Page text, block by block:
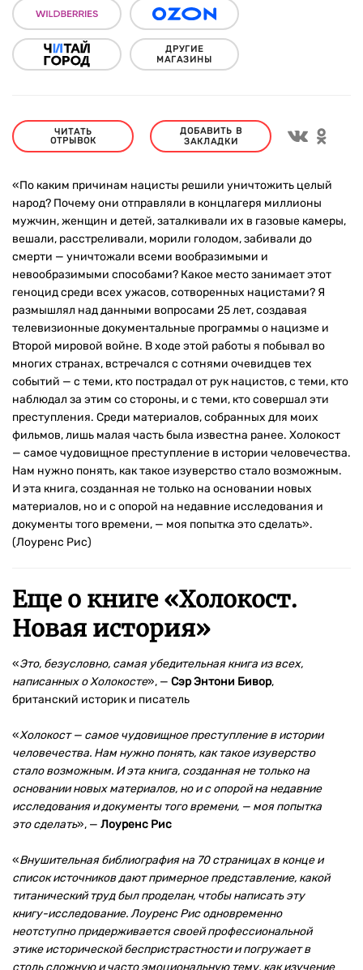
ДРУГИЕ
МАГАЗИНЫ
ЧИТАТЬ
ОТРЫВОК
ДОБАВИТЬ В
ЗАКЛАДКИ
«По каким причинам нацисты решили уничтожить целый
народ? Почему они отправляли в концлагеря миллионы
мужчин, женщин и детей, заталкивали их в газовые камеры,
вешали, расстреливали, морили голодом, забивали до
смерти — уничтожали всеми вообразимыми и
невообразимыми способами? Какое место занимает этот
геноцид среди всех ужасов, сотворенных нацистами? Я
размышлял над данными вопросами 25 лет, создавая
телевизионные документальные программы о нацизме и
Второй мировой войне. В ходе этой работы я побывал во
многих странах, встречался с сотнями очевидцев тех
событий — с теми, кто пострадал от рук нацистов, с теми, кто
наблюдал за этим со стороны, и с теми, кто совершал эти
преступления. Среди материалов, собранных для моих
фильмов, лишь малая часть была известна ранее. Холокост
— самое чудовищное преступление в истории человечества.
Нам нужно понять, как такое изуверство стало возможным.
И эта книга, созданная не только на основании новых
материалов, но и с опорой на недавние исследования и
документы того времени, — моя попытка это сделать».
(Лоуренс Рис)
Еще о книге «Холокост.
Новая история»
«Это, безусловно, самая убедительная книга из всех,
написанных о Холокосте», — Сэр Энтони Бивор,
британский историк и писатель
«Холокост — самое чудовищное преступление в истории
человечества. Нам нужно понять, как такое изуверство
стало возможным. И эта книга, созданная не только на
основании новых материалов, но и с опорой на недавние
исследования и документы того времени, — моя попытка
это сделать», — Лоуренс Рис
«Внушительная библиография на 70 страницах в конце и
список источников дают примерное представление, какой
титанический труд был проделан, чтобы написать эту
книгу-исследование. Лоуренс Рис одновременно
неотступно придерживается своей профессиональной
этике исторической беспристрастности и погружает в
столь сложную и часто эмоциональную тему, как изучение